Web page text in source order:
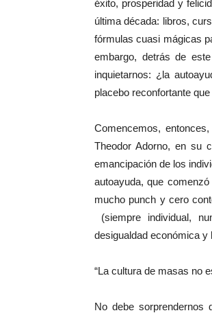
éxito, prosperidad y
última década: libros,
fórmulas cuasi mágicas
embargo, detrás de
inquietarnos: ¿la
placebo reconfortante
Comencemos,
Theodor Adorno, en su
emancipación de los
autoayuda, que
mucho punch y cero
(siempre individual,
desigualdad económica
“La cultura de masas no
No debe sorprendernos